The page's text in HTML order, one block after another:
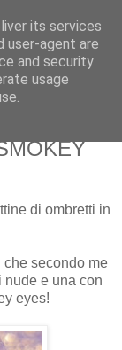
di ombretti in
secondo me
nude e una con
eyes!
its services
user-agent are
and security
usage